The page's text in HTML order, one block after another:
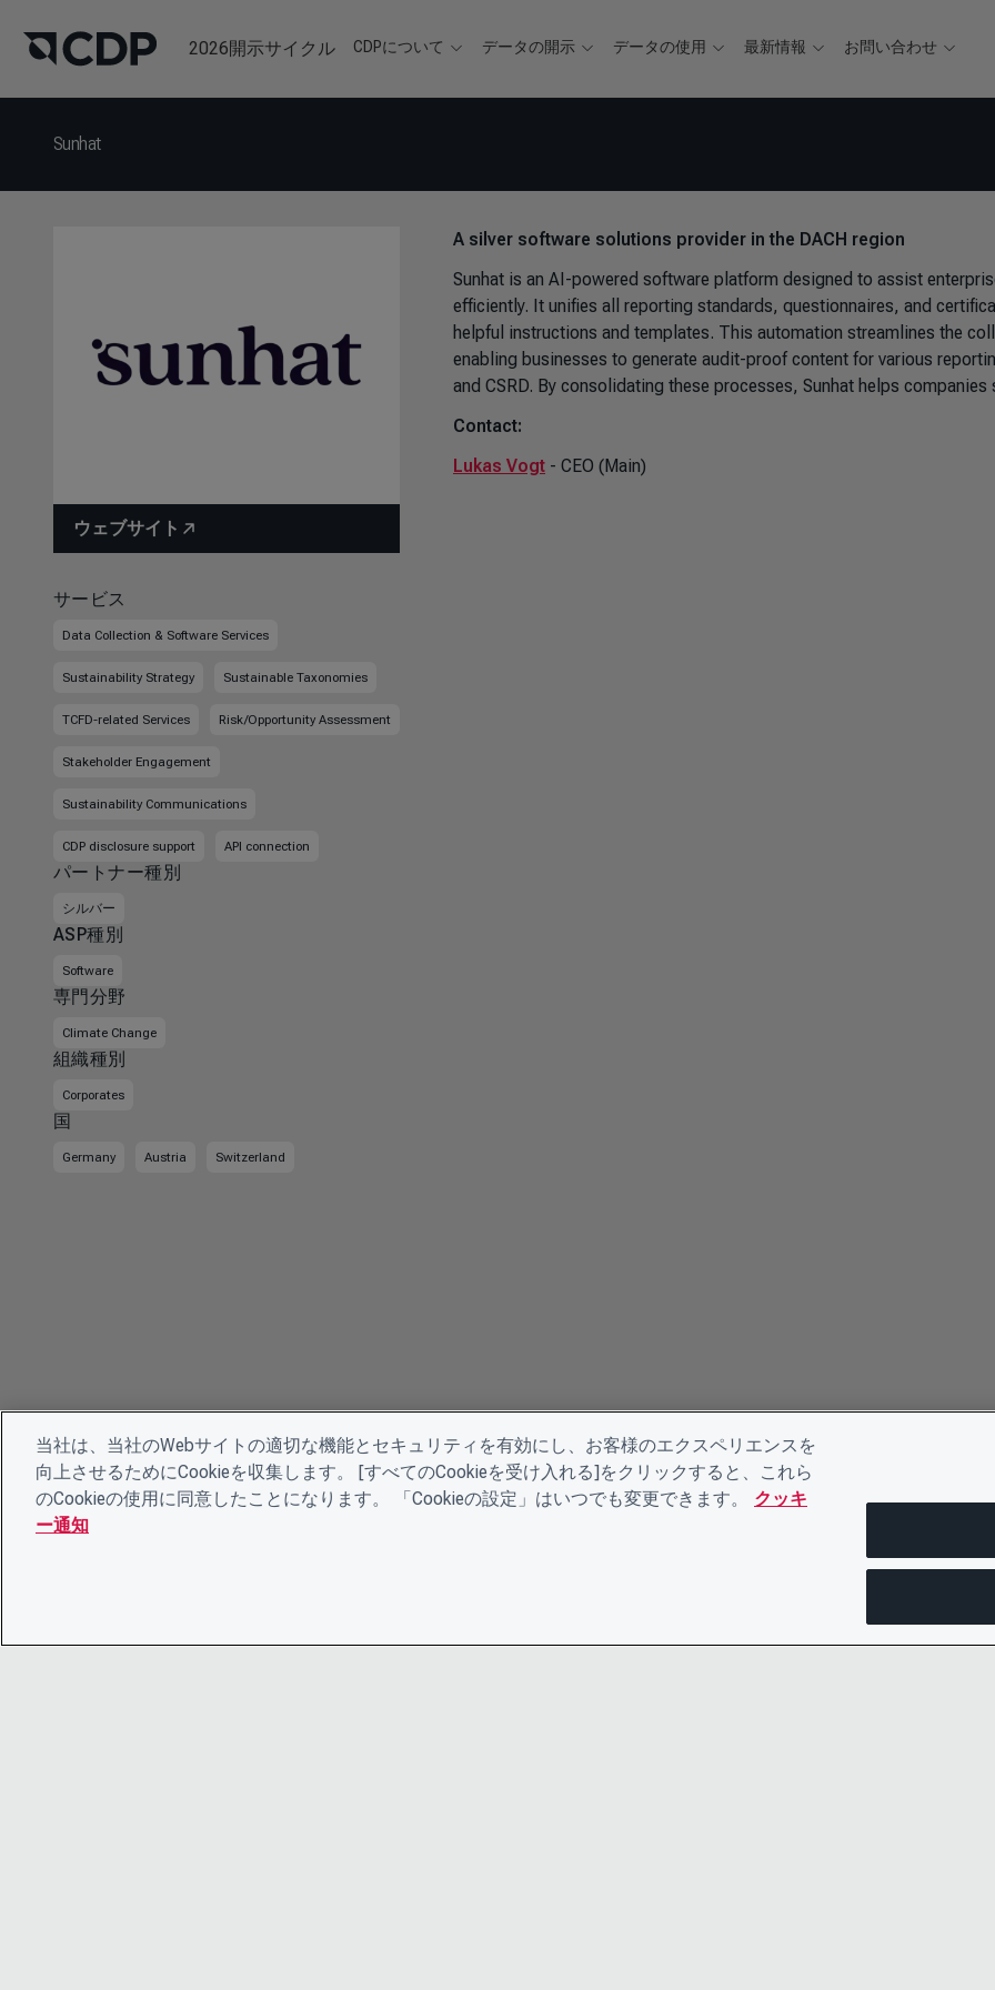
2026開示サイクル CDPについて データの開示 データの使用 最新情報 お問い合わせ
Sunhat
ウェブサイト
サービス
Data Collection & Software Services
Sustainability Strategy Sustainable Taxonomies
TCFD-related Services Risk/Opportunity Assessment
Stakeholder Engagement
Sustainability Communications
CDP disclosure support API connection
パートナー種別
シルバー
ASP種別
Software
専門分野
Climate Change
組織種別
Corporates
国
Germany Austria Switzerland
A silver software solutions provider in the DACH region
Sunhat is an AI-powered software platform designed to assist
efficiently. It unifies all reporting standards, questionnaires, and
helpful instructions and templates. This automation streamlines the
enabling businesses to generate audit-proof content for various
and CSRD. By consolidating these processes, Sunhat helps
Contact:
Lukas Vogt - CEO (Main)
当社は、当社のWebサイトの適切な機能とセキュリティを有効にし、お客様のエクスペリエンスを
向上させるためにCookieを収集します。 [すべてのCookieを受け入れる]をクリックすると、これら
のCookieの使用に同意したことになります。 「Cookieの設定」はいつでも変更できます。
クッキ
ー通知